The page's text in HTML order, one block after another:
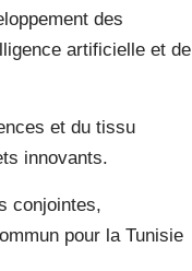
des
artificielle et de
et du tissu
innovants.
conjointes,
pour la Tunisie